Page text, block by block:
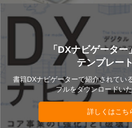
「DXナビゲータ
テンプレー
書籍DXナビゲーターで紹介されてい
プルをダウンロードいた
詳しくはこち